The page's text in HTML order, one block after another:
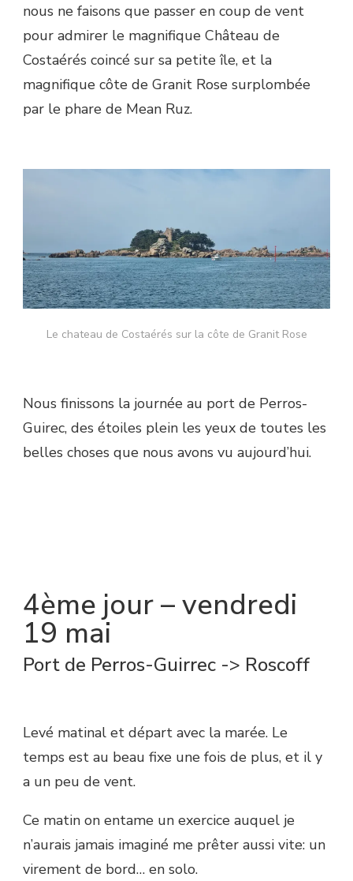
nous ne faisons que passer en coup de vent
pour admirer le magnifique Château de
Costaérés coincé sur sa petite île, et la
magnifique côte de Granit Rose surplombée
par le phare de Mean Ruz.
Le chateau de Costaérés sur la côte de Granit Rose
Nous finissons la journée au port de Perros-
Guirec, des étoiles plein les yeux de toutes les
belles choses que nous avons vu aujourd’hui.
4ème jour – vendredi
19 mai
Port de Perros-Guirrec -> Roscoff
Levé matinal et départ avec la marée. Le
temps est au beau fixe une fois de plus, et il y
a un peu de vent.
Ce matin on entame un exercice auquel je
n’aurais jamais imaginé me prêter aussi vite: un
virement de bord… en solo.